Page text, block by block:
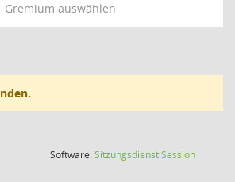
Gremium auswählen
Software:SitzungsdienstSession(Wird in